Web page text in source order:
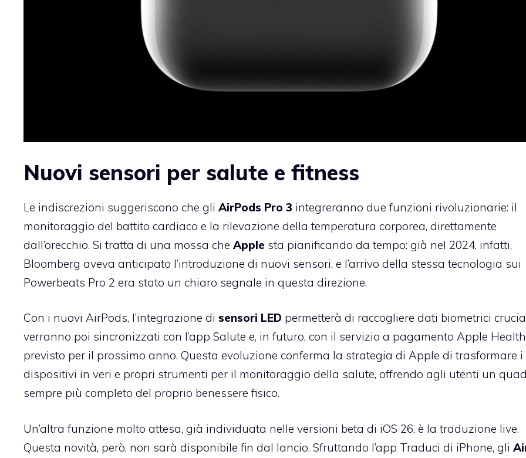
Nuovi sensori per salute e fitness
Le indiscrezioni suggeriscono che gli AirPods Pro 3 integreranno due funzioni rivoluzionarie: il
monitoraggio del battito cardiaco e la rilevazione della temperatura corporea, direttamente
dall’orecchio. Si tratta di una mossa che Apple sta pianificando da tempo: già nel 2024, infatti,
Bloomberg aveva anticipato l’introduzione di nuovi sensori, e l’arrivo della stessa tecnologia sui
Powerbeats Pro 2 era stato un chiaro segnale in questa direzione.
Con i nuovi AirPods, l’integrazione di sensori LED permetterà di raccogliere dati biometrici
verranno poi sincronizzati con l’app Salute e, in futuro, con il servizio a pagamento Apple
previsto per il prossimo anno. Questa evoluzione conferma la strategia di Apple di trasformare i
dispositivi in veri e propri strumenti per il monitoraggio della salute, offrendo agli utenti un
sempre più completo del proprio benessere fisico.
Un’altra funzione molto attesa, già individuata nelle versioni beta di iOS 26, è la traduzione live.
Questa novità, però, non sarà disponibile fin dal lancio. Sfruttando l’app Traduci di iPhone, gli